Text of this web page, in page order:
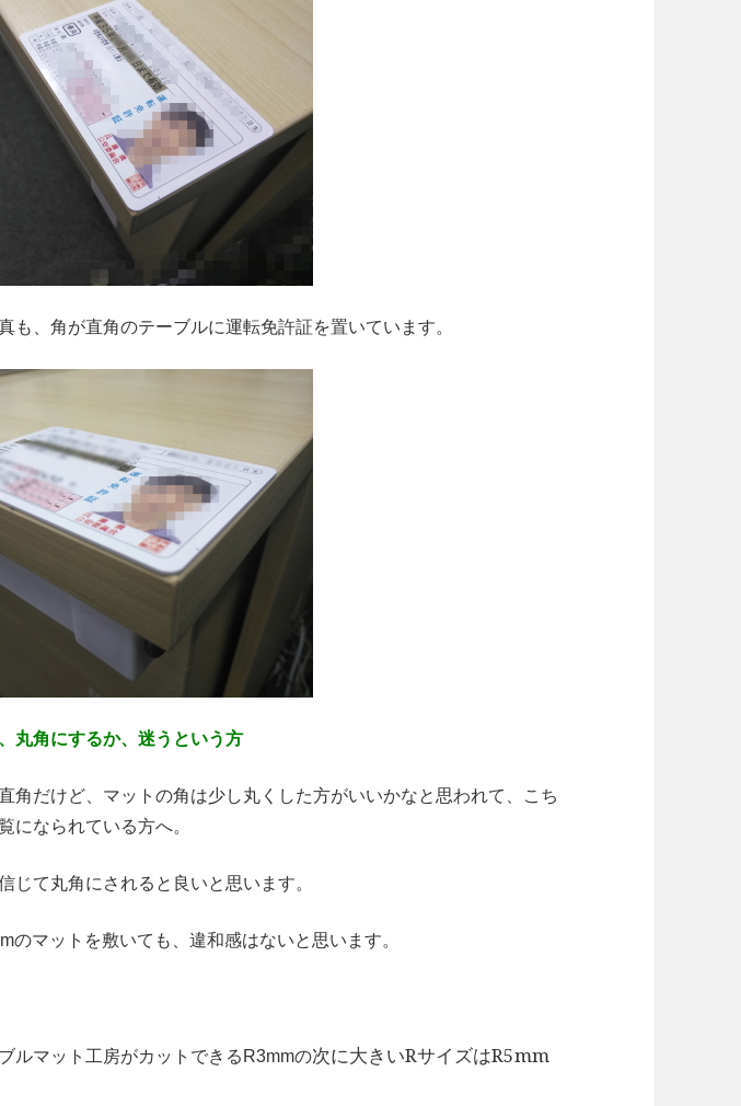
も、角が直角のテーブルに運転免許証を置いています。
丸角にするか、迷うという方
角だけど、マットの角は少し丸くした方がいいかなと思われて、こち
になられている方へ。
じて丸角にされると良いと思います。
のマットを敷いても、違和感はないと思います。
ルマット工房がカットできるR3mmの次に大きいRサイズはR5mm